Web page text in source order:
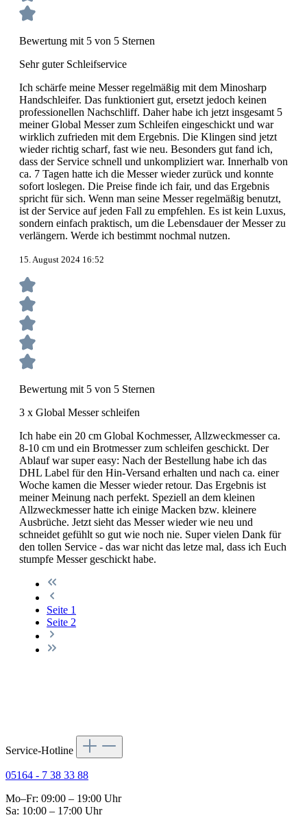
Bewertung mit 5 von 5 Sternen
Sehr guter Schleifservice
Ich schärfe meine Messer regelmäßig mit dem Minosharp
Handschleifer. Das funktioniert gut, ersetzt jedoch keinen
professionellen Nachschliff. Daher habe ich jetzt insgesamt 5
meiner Global Messer zum Schleifen eingeschickt und war
wirklich zufrieden mit dem Ergebnis. Die Klingen sind jetzt
wieder richtig scharf, fast wie neu. Besonders gut fand ich,
dass der Service schnell und unkompliziert war. Innerhalb von
ca. 7 Tagen hatte ich die Messer wieder zurück und konnte
sofort loslegen. Die Preise finde ich fair, und das Ergebnis
spricht für sich. Wenn man seine Messer regelmäßig benutzt,
ist der Service auf jeden Fall zu empfehlen. Es ist kein Luxus,
sondern einfach praktisch, um die Lebensdauer der Messer zu
verlängern. Werde ich bestimmt nochmal nutzen.
15. August 2024 16:52
Bewertung mit 5 von 5 Sternen
3 x Global Messer schleifen
Ich habe ein 20 cm Global Kochmesser, Allzweckmesser ca.
8-10 cm und ein Brotmesser zum schleifen geschickt. Der
Ablauf war super easy: Nach der Bestellung habe ich das
DHL Label für den Hin-Versand erhalten und nach ca. einer
Woche kamen die Messer wieder retour. Das Ergebnis ist
meiner Meinung nach perfekt. Speziell an dem kleinen
Allzweckmesser hatte ich einige Macken bzw. kleinere
Ausbrüche. Jetzt sieht das Messer wieder wie neu und
schneidet gefühlt so gut wie noch nie. Super vielen Dank für
den tollen Service - das war nicht das letze mal, dass ich Euch
stumpfe Messer geschickt habe.
Seite 1
Seite 2
Service-Hotline
05164 - 7 38 33 88
Mo–Fr: 09:00 – 19:00 Uhr
Sa: 10:00 – 17:00 Uhr